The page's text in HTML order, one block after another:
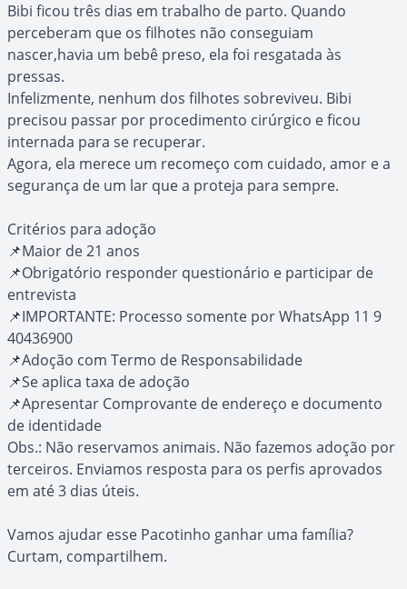
Bibi ficou três dias em trabalho de parto. Quando
perceberam que os filhotes não conseguiam
nascer,havia um bebê preso, ela foi resgatada às
pressas.
Infelizmente, nenhum dos filhotes sobreviveu. Bibi
precisou passar por procedimento cirúrgico e ficou
internada para se recuperar.
Agora, ela merece um recomeço com cuidado, amor e a
segurança de um lar que a proteja para sempre.
Critérios para adoção
📌Maior de 21 anos
📌Obrigatório responder questionário e participar de
entrevista
📌IMPORTANTE: Processo somente por WhatsApp 11 9
40436900
📌Adoção com Termo de Responsabilidade
📌Se aplica taxa de adoção
📌Apresentar Comprovante de endereço e documento
de identidade
Obs.: Não reservamos animais. Não fazemos adoção por
terceiros. Enviamos resposta para os perfis aprovados
em até 3 dias úteis.
Vamos ajudar esse Pacotinho ganhar uma família?
Curtam, compartilhem.